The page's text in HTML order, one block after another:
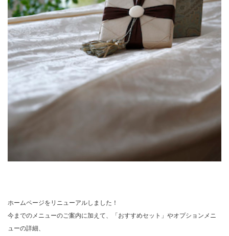
ホームページをリニューアルしました！
今までのメニューのご案内に加えて、「おすすめセット」やオプションメニ
ューの詳細、